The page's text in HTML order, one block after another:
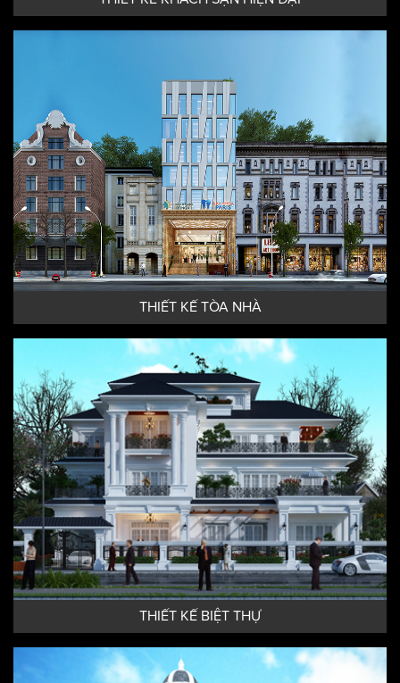
THIẾT KẾ TÒA NHÀ
THIẾT KẾ BIỆT THỰ